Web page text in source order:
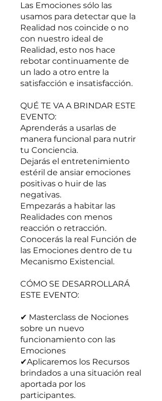
Las Emociones sólo las
usamos para detectar que la
Realidad nos coincide o no
con nuestro ideal de
Realidad, esto nos hace
rebotar continuamente de
un lado a otro entre la
satisfacción e insatisfacción.
QUÉ TE VA A BRINDAR ESTE
EVENTO:
Aprenderás a usarlas de
manera funcional para nutrir
tu Conciencia.
Dejarás el entretenimiento
estéril de ansiar emociones
positivas o huir de las
negativas.
Empezarás a habitar las
Realidades con menos
reacción o retracción.
Conocerás la real Función de
las Emociones dentro de tu
Mecanismo Existencial.
CÓMO SE DESARROLLARÁ
ESTE EVENTO:
✔ Masterclass de Nociones
sobre un nuevo
funcionamiento con las
Emociones
✔Aplicaremos los Recursos
brindados a una situación real
aportada por los
participantes.